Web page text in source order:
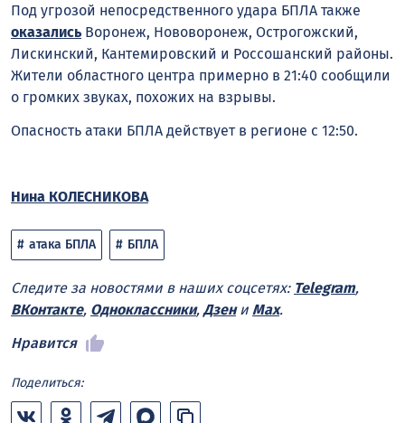
Под угрозой непосредственного удара БПЛА также
оказались Воронеж, Нововоронеж, Острогожский,
Лискинский, Кантемировский и Россошанский районы.
Жители областного центра примерно в 21:40 сообщили
о громких звуках, похожих на взрывы.
Опасность атаки БПЛА действует в регионе с 12:50.
Нина КОЛЕСНИКОВА
атака БПЛА БПЛА
Следите за новостями в наших соцсетях: Telegram,
ВКонтакте, Одноклассники, Дзени Max.
Нравится
Поделиться: